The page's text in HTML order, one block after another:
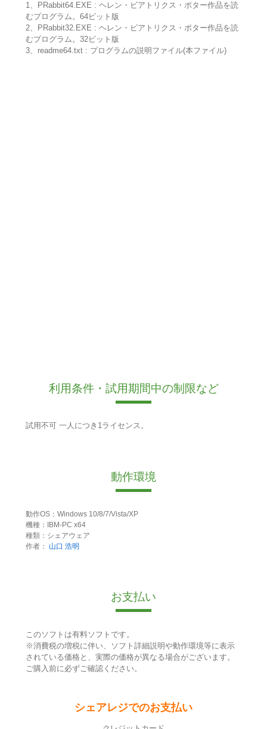
1、PRabbit64.EXE : ヘレン・ビアトリクス・ポター作品を読
むプログラム。64ビット版
2、PRabbit32.EXE : ヘレン・ビアトリクス・ポター作品を読
むプログラム。32ビット版
3、readme64.txt : プログラムの説明ファイル(本ファイル)
利用条件・試用期間中の制限など
試用不可 一人につき1ライセンス。
動作環境
動作OS：Windows 10/8/7/Vista/XP
機種：IBM-PC x64
種類：シェアウェア
作者：
山口 浩明
お支払い
このソフトは有料ソフトです。
※消費税の増税に伴い、ソフト詳細説明や動作環境等に表示
されている価格と、実際の価格が異なる場合がございます。
ご購入前に必ずご確認ください。
シェアレジでのお支払い